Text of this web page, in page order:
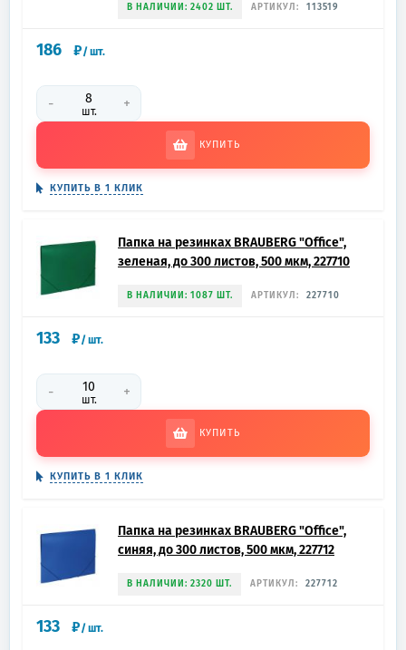
В НАЛИЧИИ: 2402 ШТ. АРТИКУЛ: 113519
186 ₽/шт.
- шт. +
КУПИТЬ
КУПИТЬ В 1 КЛИК
Папка на резинках BRAUBERG "Office",
зеленая, до 300 листов, 500 мкм, 227710
В НАЛИЧИИ: 1087 ШТ. АРТИКУЛ: 227710
133 ₽/шт.
- шт. +
КУПИТЬ
КУПИТЬ В 1 КЛИК
Папка на резинках BRAUBERG "Office",
синяя, до 300 листов, 500 мкм, 227712
В НАЛИЧИИ: 2320 ШТ. АРТИКУЛ: 227712
133 ₽/шт.